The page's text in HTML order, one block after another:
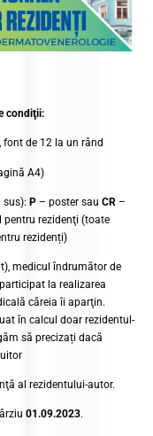
MEU
condiţii:
font de 12 la un rând
A4)
sus): P – poster sau CR –
rezidenţi (toate
rezidenți)
medicul îndrumător de
la realizarea
căreia îi aparţin.
în calcul doar rezidentul-
să precizați dacă
al rezidentului-autor.
01.09.2023.